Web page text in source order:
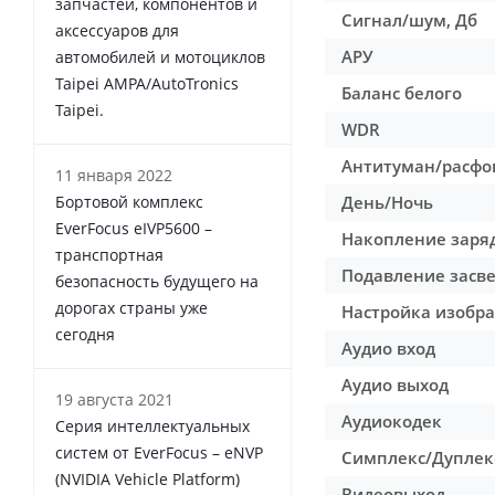
Сигнал/шум, Дб
АРУ
Баланс белого
WDR
Антитуман/
День/Ночь
Накопление
Подавление
Настройка
Аудио вход
Аудио выход
Аудиокодек
Симплекс/
аксессуаров для
автомобилей и мотоциклов
Taipei AMPA/AutoTronics
Taipei.
11 января 2022
Бортовой комплекс
EverFocus eIVP5600 –
транспортная
безопасность будущего на
дорогах страны уже
сегодня
19 августа 2021
Серия интеллектуальных
систем от EverFocus – eNVP
(NVIDIA Vehicle Platform)